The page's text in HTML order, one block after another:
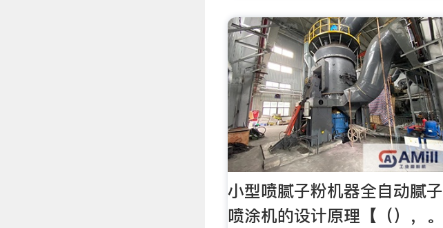
小型喷腻子粉机器全自动腻子
喷涂机的设计原理【（），。